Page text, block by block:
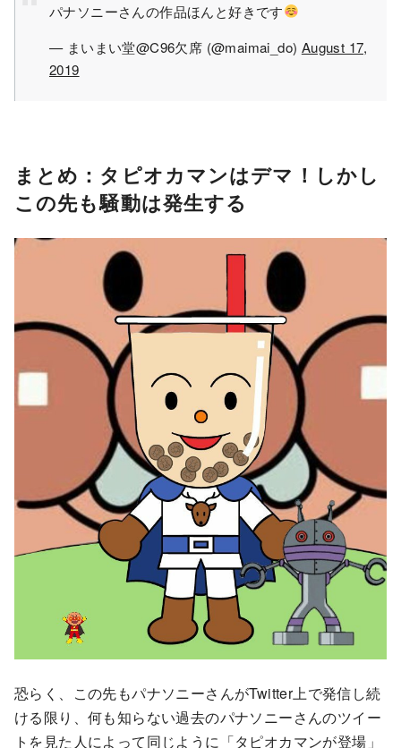
パナソニーさんの作品ほんと好きです
— まいまい堂@C96欠席 (@maimai_do) August 17,
2019
まとめ：タピオカマンはデマ！しかし
この先も騒動は発生する
恐らく、この先もパナソニーさんがTwitter上で発信し続
ける限り、何も知らない過去のパナソニーさんのツイー
トを見た人によって同じように「タピオカマンが登場」